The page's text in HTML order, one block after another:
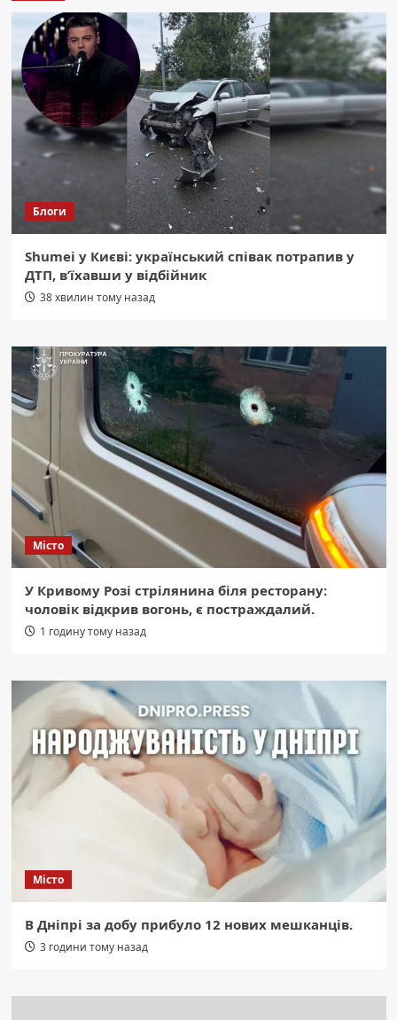
Блоги
Shumei у Києві: український співак потрапив у
ДТП, в’їхавши у відбійник
38 хвилин тому назад
Місто
У Кривому Розі стрілянина біля ресторану:
чоловік відкрив вогонь, є постраждалий.
1 годину тому назад
Місто
В Дніпрі за добу прибуло 12 нових мешканців.
3 години тому назад